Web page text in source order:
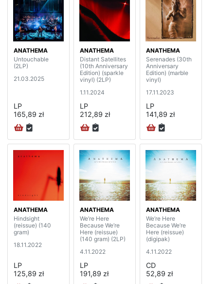
ANATHEMA
Untouchable
(2LP)
21.03.2025
LP
165,89 zł
ANATHEMA
Distant Satellites
(10th Anniversary
Edition) (sparkle
vinyl) (2LP)
1.11.2024
LP
212,89 zł
ANATHEMA
Serenades (30th
Anniversary
Edition) (marble
vinyl)
17.11.2023
LP
141,89 zł
ANATHEMA
Hindsight
(reissue) (140
gram)
18.11.2022
LP
125,89 zł
ANATHEMA
We’re Here
Because We’re
Here (reissue)
(140 gram) (2LP)
4.11.2022
LP
191,89 zł
ANATHEMA
We’re Here
Because We’re
Here (reissue)
(digipak)
4.11.2022
CD
52,89 zł